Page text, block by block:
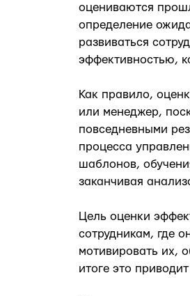
оцениваются
определение
развиваться
эффективностью,
Как правило,
или менеджер,
повседневными
процесса
шаблонов,
заканчивая
Цель оценки
сотрудникам, где
мотивировать их,
итоге это